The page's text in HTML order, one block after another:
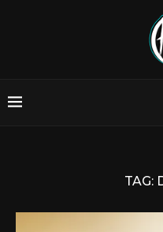
TAG: